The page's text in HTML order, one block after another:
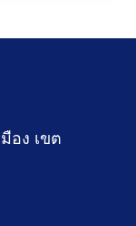
อง เขต